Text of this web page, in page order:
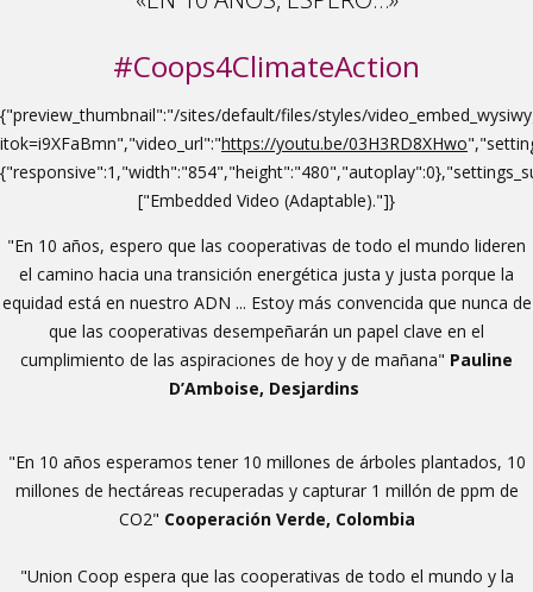
#Coops4ClimateAction
{"preview_thumbnail":"/sites/default/files/styles/
itok=i9XFaBmn","video_url":"https://youtu.be/03H3RD8XHwo
["Embedded Video (Adaptable)."]}
"En 10 años, espero que las cooperativas de todo el mundo lideren
el camino hacia una transición energética justa y justa porque la
equidad está en nuestro ADN ... Estoy más convencida que nunca de
que las cooperativas desempeñarán un papel clave en el
cumplimiento de las aspiraciones de hoy y de mañana" Pauline
D’Amboise, Desjardins
"En 10 años esperamos tener 10 millones de árboles plantados, 10
millones de hectáreas recuperadas y capturar 1 millón de ppm de
CO2" Cooperación Verde, Colombia
"Union Coop espera que las cooperativas de todo el mundo y la